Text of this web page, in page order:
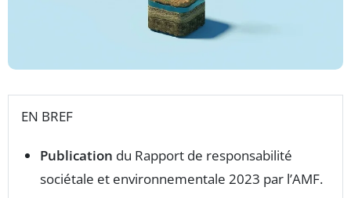
EN BREF
Publication du Rapport de responsabilité
sociétale et environnementale 2023 par l’AMF.